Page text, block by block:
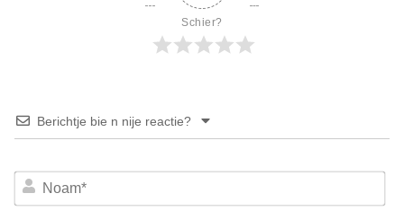
Schier?
Berichtje bie n nije reactie?